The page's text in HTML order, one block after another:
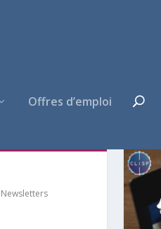
Offres d’emploi
Newsletters